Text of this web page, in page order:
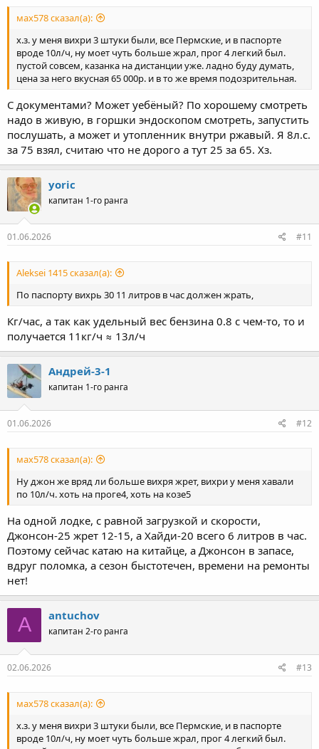
мах578 сказал(а):
х.з. у меня вихри 3 штуки были, все Пермские, и в паспорте
вроде 10л/ч, ну моет чуть больше жрал, прог 4 легкий был.
пустой совсем, казанка на дистанции уже. ладно буду думать,
цена за него вкусная 65 000р. и в то же время подозрительная.
С документами? Может уебёный? По хорошему смотреть
надо в живую, в горшки эндоскопом смотреть, запустить
послушать, а может и утопленник внутри ржавый. Я 8л.с.
за 75 взял, считаю что не дорого а тут 25 за 65. Хз.
yoric
капитан 1-го ранга
01.06.2026 #11
Aleksei 1415 сказал(а):
По паспорту вихрь 30 11 литров в час должен жрать,
Кг/час, а так как удельный вес бензина 0.8 с чем-то, то и
получается 11кг/ч ≈ 13л/ч
Андрей-3-1
капитан 1-го ранга
01.06.2026 #12
мах578 сказал(а):
Ну джон же вряд ли больше вихря жрет, вихри у меня хавали
по 10л/ч. хоть на проге4, хоть на козе5
На одной лодке, с равной загрузкой и скорости,
Джонсон-25 жрет 12-15, а Хайди-20 всего 6 литров в час.
Поэтому сейчас катаю на китайце, а Джонсон в запасе,
вдруг поломка, а сезон быстотечен, времени на ремонты
нет!
A antuchov
капитан 2-го ранга
02.06.2026 #13
мах578 сказал(а):
х.з. у меня вихри 3 штуки были, все Пермские, и в паспорте
вроде 10л/ч, ну моет чуть больше жрал, прог 4 легкий был.